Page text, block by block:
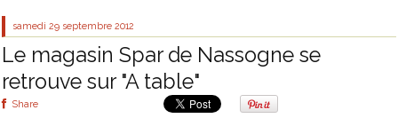
samedi 29 septembre 2012
Le magasin Spar de Nassogne se
retrouve sur "A table"
Share